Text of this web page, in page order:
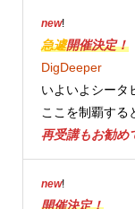
new!
急遽開催決定！
DigDeeper
いよいよシータ
ここを制覇する
再受講もお勧め
new!
開催決定！